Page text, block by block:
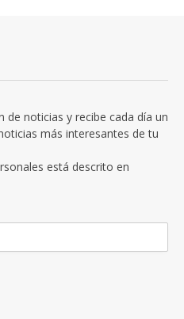
noticias y recibe cada día un
más interesantes de tu
está descrito en